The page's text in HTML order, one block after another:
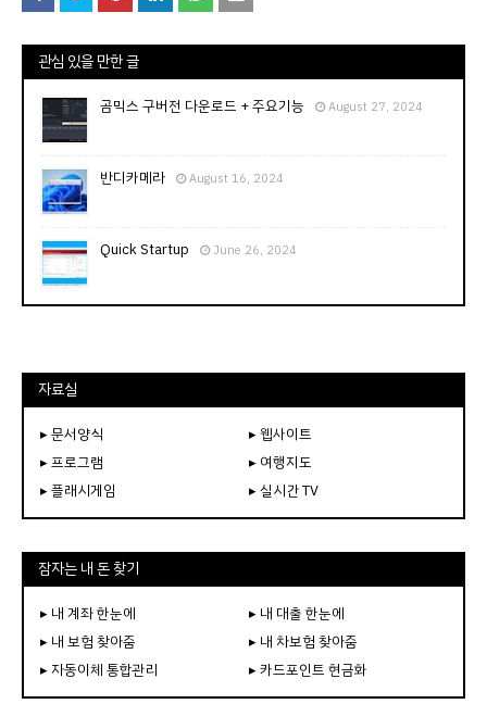
관심 있을 만한 글
곰믹스 구버전 다운로드 + 주요기능 August 27, 2024
반디카메라 August 16, 2024
Quick Startup June 26, 2024
자료실
▸ 문서양식
▸ 웹사이트
▸ 프로그램
▸ 여행지도
▸ 플래시게임
▸ 실시간 TV
잠자는 내 돈 찾기
▸ 내 계좌 한눈에
▸ 내 대출 한눈에
▸ 내 보험 찾아줌
▸ 내 차보험 찾아줌
▸ 자동이체 통합관리
▸ 카드포인트 현금화